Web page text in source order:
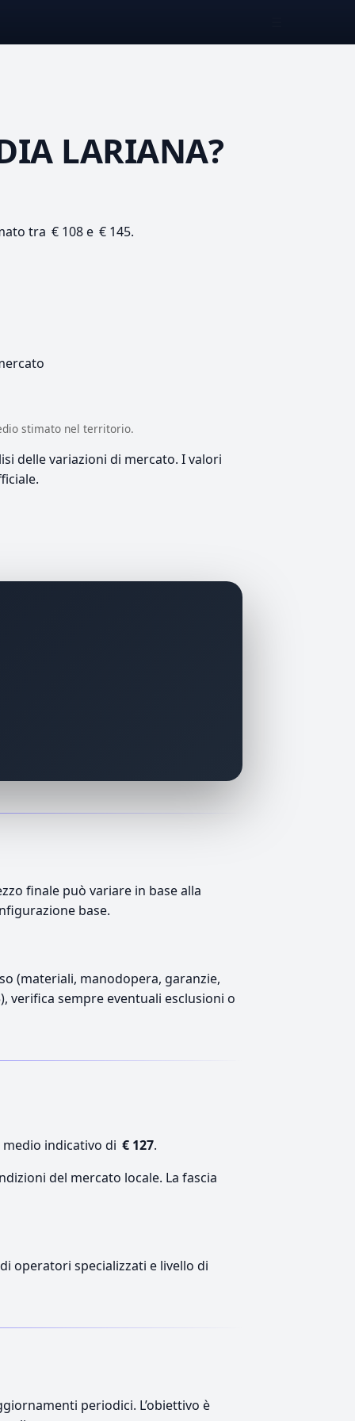
LARIANA?
tra € 108 e € 145.
stimato nel territorio.
delle variazioni di mercato. I valori
finale può variare in base alla
base.
(materiali, manodopera, garanzie,
verifica sempre eventuali esclusioni o
indicativo di € 127.
del mercato locale. La fascia
operatori specializzati e livello di
periodici. L’obiettivo è